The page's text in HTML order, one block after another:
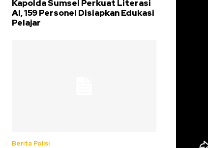
Kapolda Sumsel Perkuat Literasi
AI, 159 Personel Disiapkan Edukasi
Pelajar
Berita Polisi